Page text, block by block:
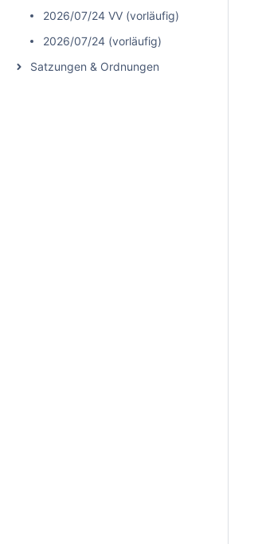
2026/07/24 VV (vorläufig)
2026/07/24 (vorläufig)
Satzungen & Ordnungen